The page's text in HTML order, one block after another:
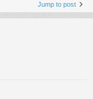
Jump to post